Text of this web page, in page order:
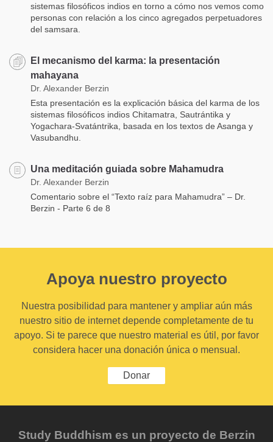
sistemas filosóficos indios en torno a cómo nos vemos como
personas con relación a los cinco agregados perpetuadores
del samsara.
El mecanismo del karma: la presentación
mahayana
Dr. Alexander Berzin
Esta presentación es la explicación básica del karma de los
sistemas filosóficos indios Chitamatra, Sautrántika y
Yogachara-Svatántrika, basada en los textos de Asanga y
Vasubandhu.
Una meditación guiada sobre Mahamudra
Dr. Alexander Berzin
Comentario sobre el “Texto raíz para Mahamudra” – Dr.
Berzin - Parte 6 de 8
Apoya nuestro proyecto
Nuestra posibilidad para mantener y ampliar aún más
nuestro sitio de internet depende completamente de tu
apoyo. Si te parece que nuestro material es útil, por favor
considera hacer una donación única o mensual.
Donar
Study Buddhism es un proyecto de Berzin